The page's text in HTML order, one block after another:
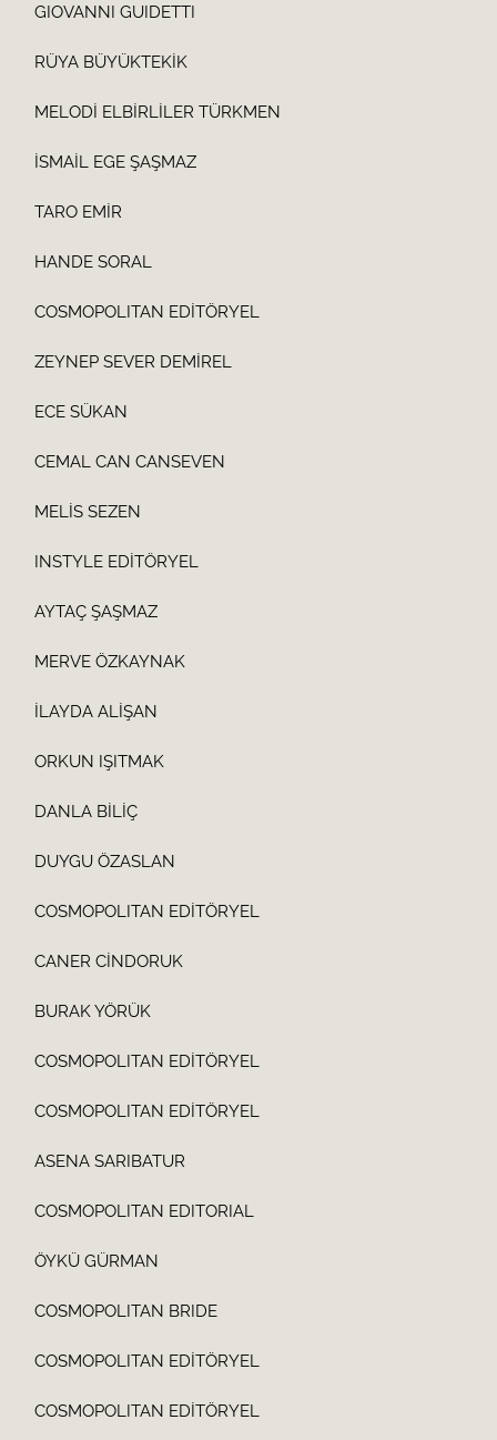
GIOVANNI GUIDETTI
RÜYA BÜYÜKTEKİK
MELODİ ELBİRLİLER TÜRKMEN
İSMAİL EGE ŞAŞMAZ
TARO EMİR
HANDE SORAL
COSMOPOLITAN EDİTÖRYEL
ZEYNEP SEVER DEMİREL
ECE SÜKAN
CEMAL CAN CANSEVEN
MELİS SEZEN
INSTYLE EDİTÖRYEL
AYTAÇ ŞAŞMAZ
MERVE ÖZKAYNAK
İLAYDA ALİŞAN
ORKUN IŞITMAK
DANLA BİLİÇ
DUYGU ÖZASLAN
COSMOPOLITAN EDİTÖRYEL
CANER CİNDORUK
BURAK YÖRÜK
COSMOPOLITAN EDİTÖRYEL
COSMOPOLITAN EDİTÖRYEL
ASENA SARIBATUR
COSMOPOLITAN EDITORIAL
ÖYKÜ GÜRMAN
COSMOPOLITAN BRIDE
COSMOPOLITAN EDİTÖRYEL
COSMOPOLITAN EDİTÖRYEL